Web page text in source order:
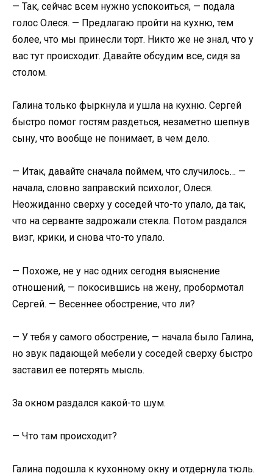
— Так, сейчас всем нужно успокоиться, — подала
голос Олеся. — Предлагаю пройти на кухню, тем
более, что мы принесли торт. Никто же не знал, что у
вас тут происходит. Давайте обсудим все, сидя за
столом.
Галина только фыркнула и ушла на кухню. Сергей
быстро помог гостям раздеться, незаметно шепнув
сыну, что вообще не понимает, в чем дело.
— Итак, давайте сначала поймем, что случилось… —
начала, словно заправский психолог, Олеся.
Неожиданно сверху у соседей что-то упало, да так,
что на серванте задрожали стекла. Потом раздался
визг, крики, и снова что-то упало.
— Похоже, не у нас одних сегодня выяснение
отношений, — покосившись на жену, пробормотал
Сергей. — Весеннее обострение, что ли?
— У тебя у самого обострение, — начала было Галина,
но звук падающей мебели у соседей сверху быстро
заставил ее потерять мысль.
За окном раздался какой-то шум.
— Что там происходит?
Галина подошла к кухонному окну и отдернула тюль.